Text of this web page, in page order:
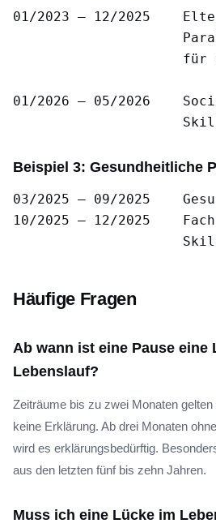
01/2023 – 12/2025
für
01/2026 – 05/2026
Beispiel 3: Gesundheitliche
03/2025 – 09/2025
10/2025 – 12/2025
Häufige Fragen
Ab wann ist eine Pause eine
Lebenslauf?
Zeiträume bis zu zwei Monaten
keine Erklärung. Ab drei Monaten
wird es erklärungsbedürftig.
aus den letzten fünf bis zehn Jahren.
Muss ich eine Lücke im